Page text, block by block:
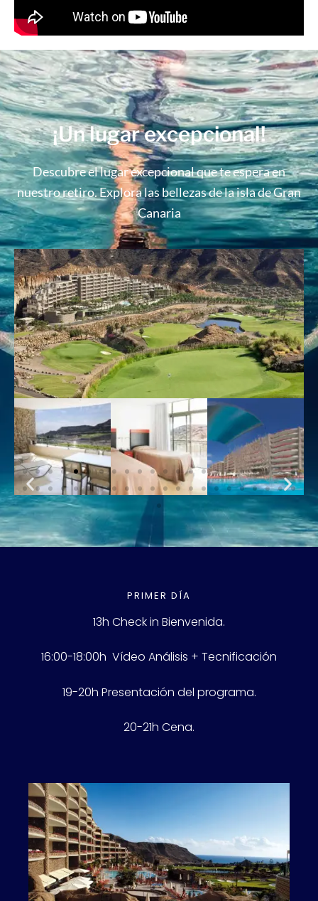
¡Un lugar excepcional!
Descubre el lugar excepcional que te espera en
nuestro retiro. Explora las bellezas de la isla de Gran
Canaria
PRIMER DÍA
13h Check in Bienvenida.
16:00-18:00h Vídeo Análisis + Tecnificación
19-20h Presentación del programa.
20-21h Cena.